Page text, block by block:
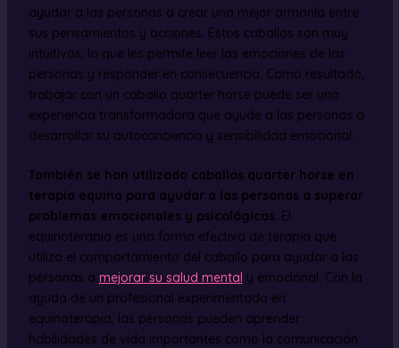
ayudar a las personas a crear una mejor armonía entre
sus pensamientos y acciones. Estos caballos son muy
intuitivos, lo que les permite leer las emociones de las
personas y responder en consecuencia. Como resultado,
trabajar con un caballo quarter horse puede ser una
experiencia transformadora que ayude a las personas a
desarrollar su autoconciencia y sensibilidad emocional.
También se han utilizado caballos quarter horse en
terapia equina para ayudar a las personas a superar
problemas emocionales y psicológicos. El
equinoterapia es una forma efectiva de terapia que
utiliza el comportamiento del caballo para ayudar a las
personas a mejorar su salud mental y emocional. Con la
ayuda de un profesional experimentado en
equinoterapia, las personas pueden aprender
habilidades de vida importantes como la comunicación